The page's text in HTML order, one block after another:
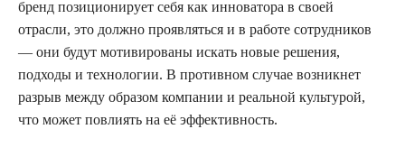
бренд позиционирует себя как инноватора в своей
отрасли, это должно проявляться и в работе сотрудников
— они будут мотивированы искать новые решения,
подходы и технологии. В противном случае возникнет
разрыв между образом компании и реальной культурой,
что может повлиять на её эффективность.